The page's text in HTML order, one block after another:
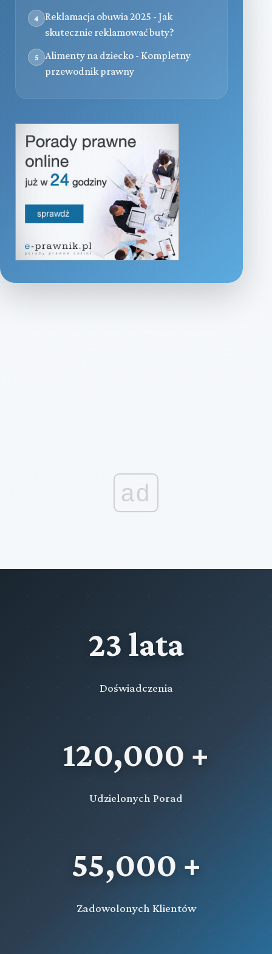
4
Reklamacja obuwia 2025 - Jak
skutecznie reklamować buty?
5
Alimenty na dziecko - Kompletny
przewodnik prawny
ad
23 lata
Doświadczenia
120,000 +
Udzielonych Porad
55,000 +
Zadowolonych Klientów